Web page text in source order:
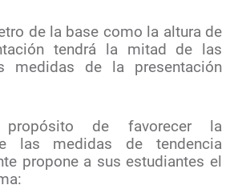
de la base como la altura de
tendrá la mitad de las
medidas de la presentación
de favorecer la
las medidas de tendencia
propone a sus estudiantes el